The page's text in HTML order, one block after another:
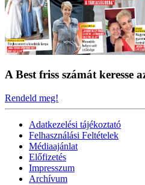
A Best friss számát keresse
Rendeld meg!
Adatkezelési tájékoztató
Felhasználási Feltételek
Médiaajánlat
Előfizetés
Impresszum
Archívum